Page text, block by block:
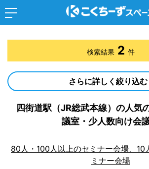
四街道駅（JR総武本線）の人気
議室・少人数向け会
80人・100人以上のセミナー会場、10
ミナー会場
検索結果 2 件
さらに詳しく絞り込む